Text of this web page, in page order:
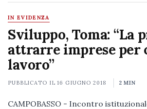
IN EVIDENZA
Sviluppo, Toma: “La
attrarre imprese per
lavoro”
PUBBLICATO IL16 GIUGNO 2018 2 MIN
CAMPOBASSO - Incontro